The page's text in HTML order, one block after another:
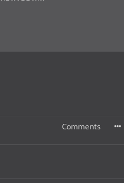
Comments